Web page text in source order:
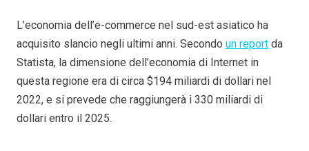
L’economia dell’e-commerce nel sud-est asiatico ha
acquisito slancio negli ultimi anni. Secondo un report da
Statista, la dimensione dell’economia di Internet in
questa regione era di circa $194 miliardi di dollari nel
2022, e si prevede che raggiungerà i 330 miliardi di
dollari entro il 2025.